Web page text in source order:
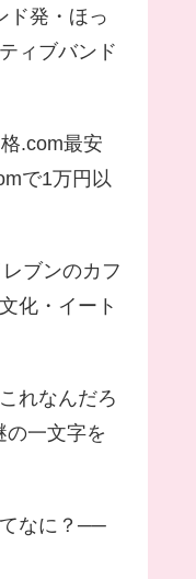
ド発・ほっ
ィブバンド
.com最安
で1万円以
ブンのカフ
化・イート
れなんだろ
一文字を
てなに？──